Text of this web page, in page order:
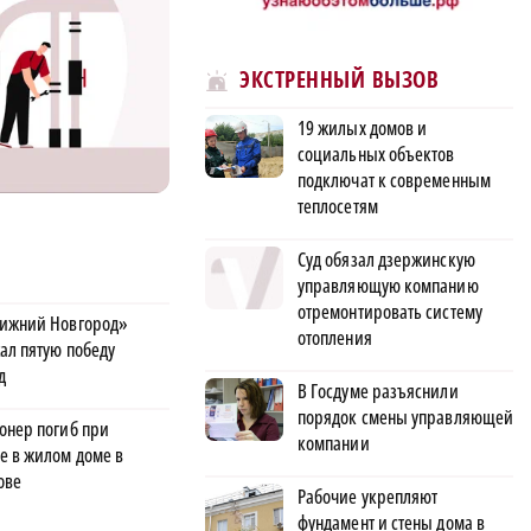
Новгород»
пятую победу
погиб при
в жилом доме в
ЭКСТРЕННЫЙ ВЫЗОВ
19 жилых домов и
социальных объектов
подключат к современным
теплосетям
Суд обязал дзержинскую
управляющую компанию
отремонтировать систему
отопления
В Госдуме разъяснили
порядок смены управляющей
компании
Рабочие укрепляют
фундамент и стены дома в